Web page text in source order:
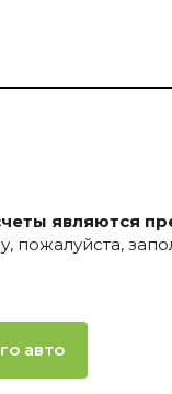
являются
пожалуйста,
авто